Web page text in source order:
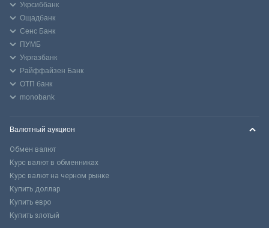
Укрсиббанк
Ощадбанк
Сенс Банк
ПУМБ
Укргазбанк
Райффайзен Банк
ОТП банк
monobank
Валютный аукцион
Обмен валют
Курс валют в обменниках
Курс валют на черном рынке
Купить доллар
Купить евро
Купить злотый